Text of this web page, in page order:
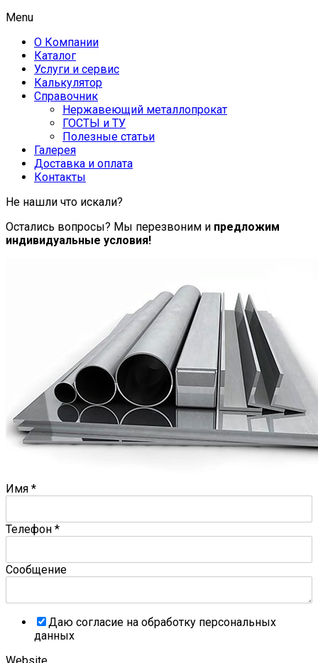
Menu
О Компании
Каталог
Услуги и сервис
Калькулятор
Справочник
Нержавеющий металлопрокат
ГОСТЫ и ТУ
Полезные статьи
Галерея
Доставка и оплата
Контакты
Не нашли что искали?
Остались вопросы? Мы перезвоним и предложим
индивидуальные условия!
Имя *
Телефон *
Сообщение
Даю согласие на обработку персональных
данных
Website